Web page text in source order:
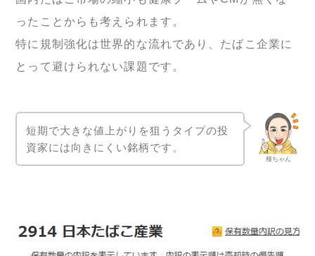
ったことからも考えられます。
特に規制強化は世界的な流れであり、たばこ企業に
とって避けられない課題です。
種ちゃん
短期で大きな値上がりを狙うタイプの投
資家には向きにくい銘柄です。